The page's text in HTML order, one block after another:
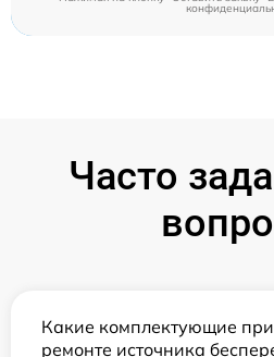
Часто
Какие комплектующие
ремонте источника